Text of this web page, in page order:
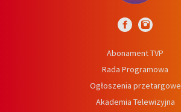
Abonament TVP
Rada Programowa
Ogłoszenia przetargowe
Akademia Telewizyjna